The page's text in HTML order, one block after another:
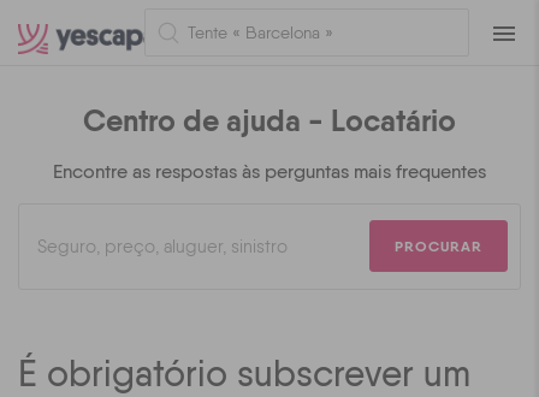
Centro de ajuda - Locatário
Encontre as respostas às perguntas mais frequentes
PROCURAR
É obrigatório subscrever um